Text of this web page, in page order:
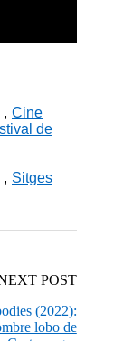
, Cine
de
, Sitges
POST
(2022):
lobo de